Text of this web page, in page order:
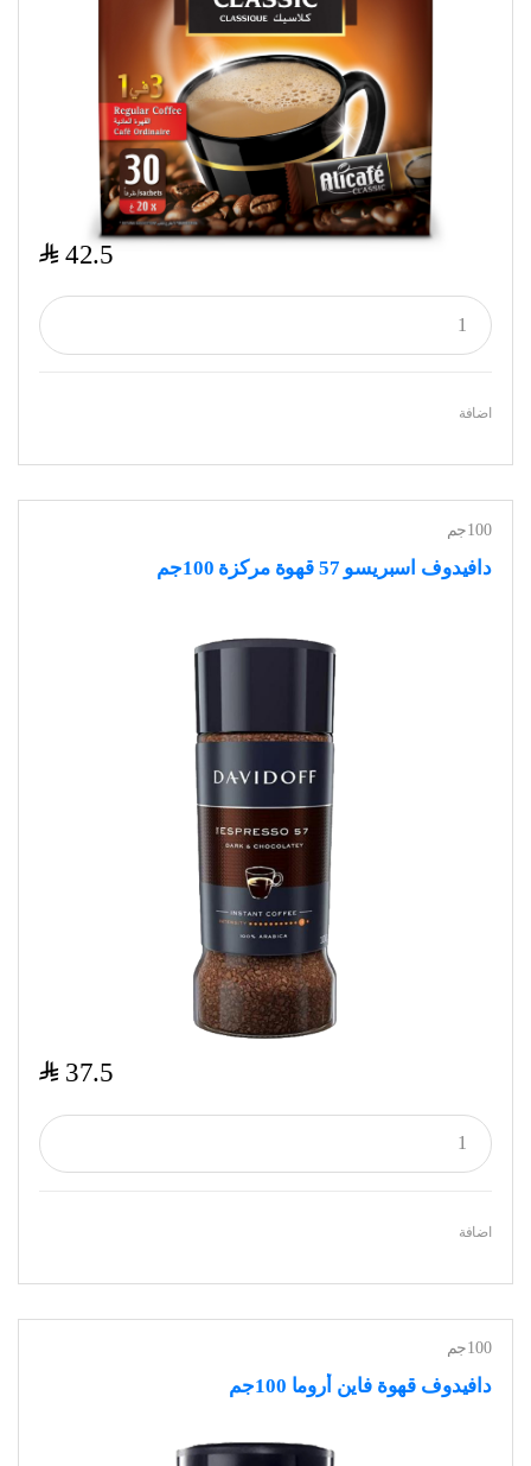
42.5
$
اضافة
100جم
دافيدوف اسبريسو 57 قهوة مركزة 100جم
37.5
$
اضافة
100جم
دافيدوف قهوة فاين أروما 100جم